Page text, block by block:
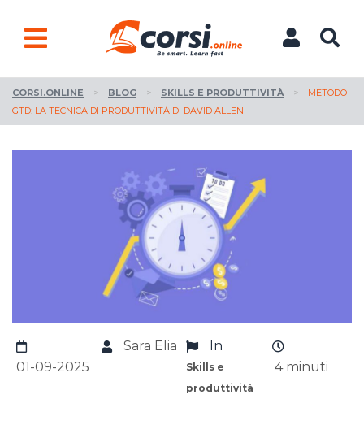
CORSI.ONLINE > BLOG > SKILLS E PRODUTTIVITÀ >
METODO
GTD: LA TECNICA DI PRODUTTIVITÀ DI DAVID ALLEN
01-09-2025
Sara Elia In
Skills e
produttività
4 minuti